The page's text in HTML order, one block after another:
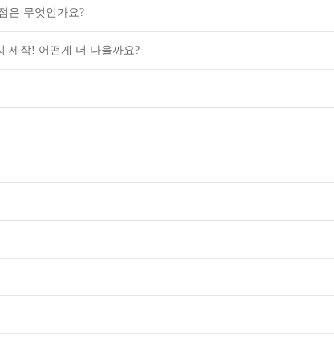
은 무엇인가요?
제작! 어떤게 더 나을까요?